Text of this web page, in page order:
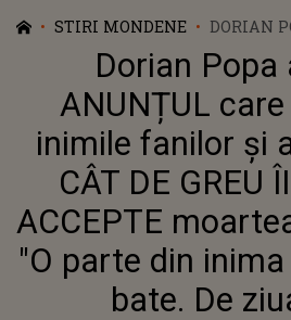
STIRI MONDENE
DORIAN
ANUNȚUL
INIMILE
ESTE SĂ
LUI
INIMA
ZIUA LUI..."
Dorian
ANUNȚUL
inimile fanilor și
CÂT DE GREU
ACCEPTE
"O parte din
bate. De